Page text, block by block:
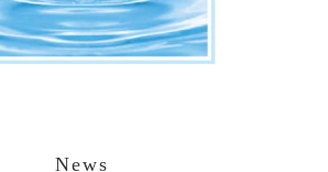
News